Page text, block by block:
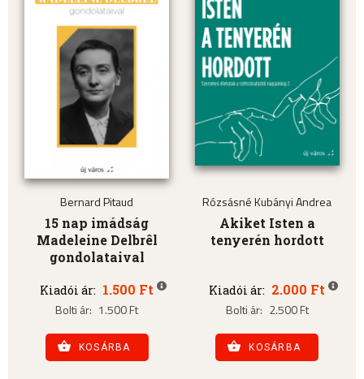
Bernard Pitaud
15 nap imádság
Madeleine Delbrêl
gondolataival
Kiadói ár: 1.500 Ft
Bolti ár: 1.500 Ft
KOSÁRBA
Rózsásné Kubányi Andrea
Akiket Isten a
tenyerén hordott
Kiadói ár: 2.000 Ft
Bolti ár: 2.500 Ft
KOSÁRBA